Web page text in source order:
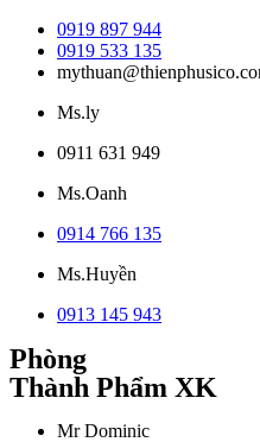
0919 897 944
0919 533 135
Ms.ly
0911 631 949
Ms.Oanh
0914 766 135
Ms.Huyền
0913 145 943
Phòng
Thành Phẩm XK
Mr Dominic